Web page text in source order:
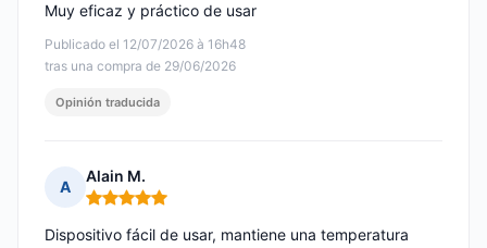
Publicado el 12/07/2026 à 16h48
tras una compra de 29/06/2026
Muy eficaz y práctico de usar
Opinión traducida
A
Alain M.
Nota: 5 de 5
Dispositivo fácil de usar, mantiene una temperatura